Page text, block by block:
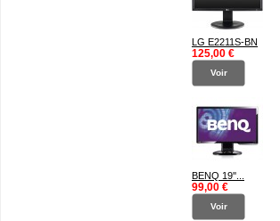
LG E2211S-BN
125,00 €
Voir
BENQ 19''...
99,00 €
Voir